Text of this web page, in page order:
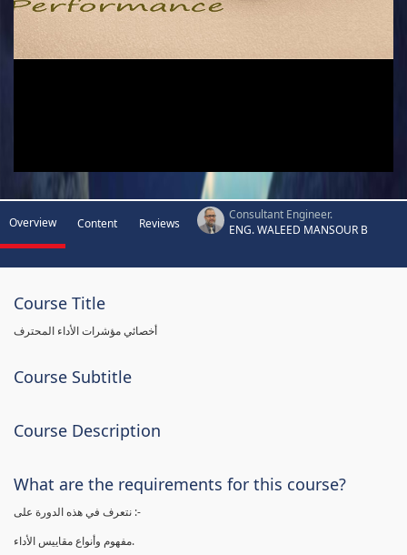
Overview Content Reviews
Consultant Engineer.
ENG. WALEED MANSOUR B
Course Title
أخصائي مؤشرات الأداء المحترف
Course Subtitle
Course Description
What are the requirements for this course?
نتعرف في هذه الدورة على :-
مفهوم وأنواع مقاييس الأداء.